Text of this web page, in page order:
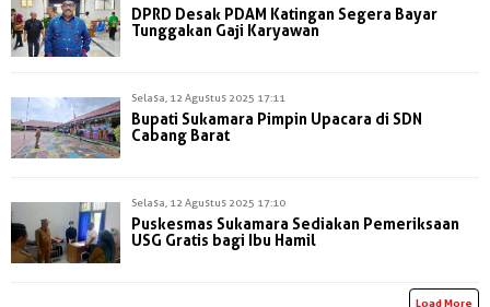
DPRD Desak PDAM Katingan Segera Bayar
Tunggakan Gaji Karyawan
Selasa, 12 Agustus 2025 17:11
Bupati Sukamara Pimpin Upacara di SDN
Cabang Barat
Selasa, 12 Agustus 2025 17:10
Puskesmas Sukamara Sediakan Pemeriksaan
USG Gratis bagi Ibu Hamil
Load More